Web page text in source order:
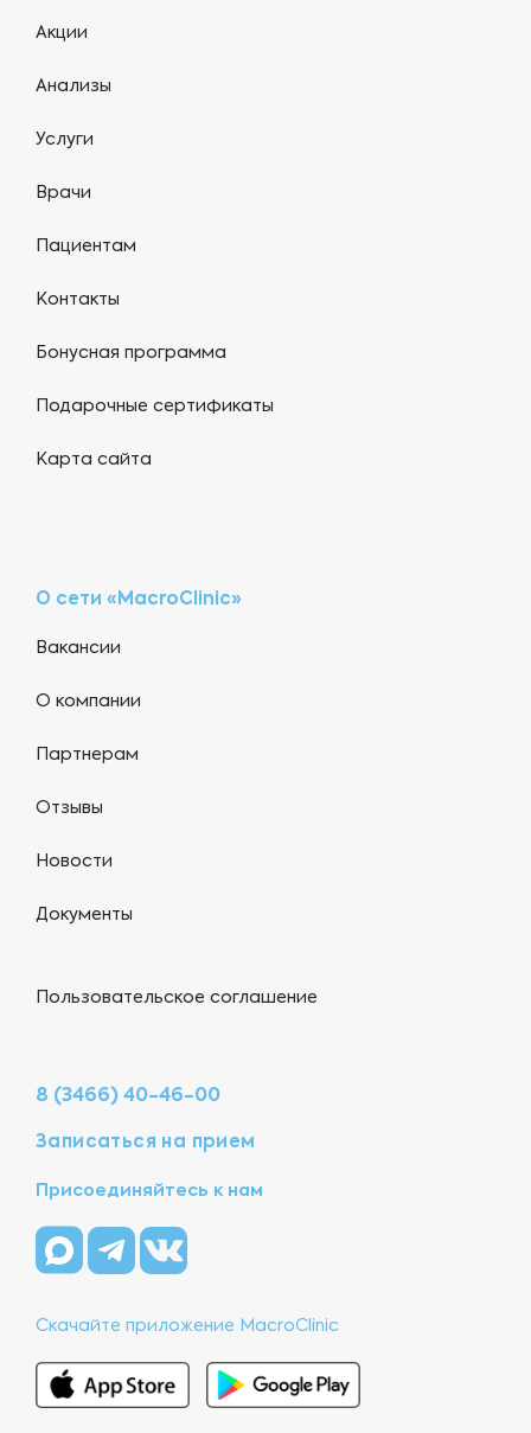
Акции
Анализы
Услуги
Врачи
Пациентам
Контакты
Бонусная программа
Подарочные сертификаты
Карта сайта
О сети «MacroClinic»
Вакансии
О компании
Партнерам
Отзывы
Новости
Документы
Пользовательское соглашение
8 (3466) 40-46-00
Записаться на прием
Присоединяйтесь к нам
Скачайте приложение MacroClinic